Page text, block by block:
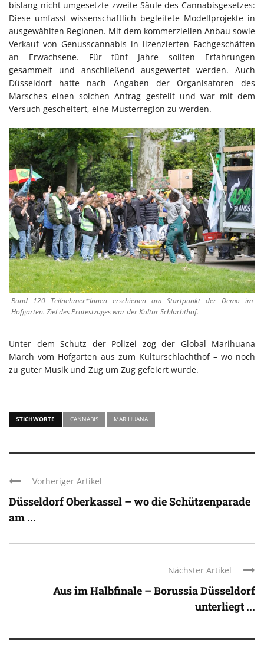
bislang nicht umgesetzte zweite Säule des Cannabisgesetzes:
Diese umfasst wissenschaftlich begleitete Modellprojekte in
ausgewählten Regionen. Mit dem kommerziellen Anbau sowie
Verkauf von Genusscannabis in lizenzierten Fachgeschäften
an Erwachsene. Für fünf Jahre sollten Erfahrungen
gesammelt und anschließend ausgewertet werden. Auch
Düsseldorf hatte nach Angaben der Organisatoren des
Marsches einen solchen Antrag gestellt und war mit dem
Versuch gescheitert, eine Musterregion zu werden.
Rund 120 Teilnehmer*Innen erschienen am Startpunkt der Demo im
Hofgarten. Ziel des Protestzuges war der Kultur Schlachthof.
Unter dem Schutz der Polizei zog der Global Marihuana
March vom Hofgarten aus zum Kulturschlachthof – wo noch
zu guter Musik und Zug um Zug gefeiert wurde.
STICHWORTE CANNABIS MARIHUANA
Vorheriger Artikel
Düsseldorf Oberkassel – wo die Schützenparade
am ...
Nächster Artikel
Aus im Halbfinale – Borussia Düsseldorf
unterliegt ...